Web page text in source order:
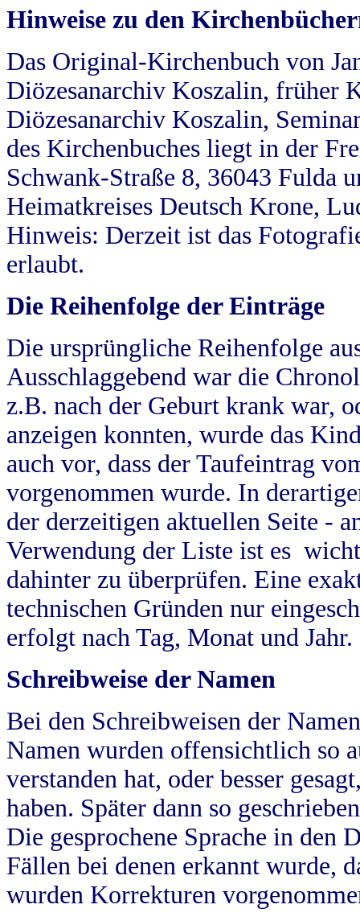
Hinweise zu den
Das Original-Kirchenbuch von
Diözesanarchiv Koszalin, früher
Diözesanarchiv Koszalin,
des Kirchenbuches liegt in der
Schwank-Straße 8, 36043 Fulda
Heimatkreises Deutsch Krone,
Hinweis: Derzeit ist das
erlaubt.
Die Reihenfolge der Einträge
Die ursprüngliche Reihenfolge
Ausschlaggebend war die
z.B. nach der Geburt krank war,
anzeigen konnten, wurde das
auch vor, dass der Taufeintrag
vorgenommen wurde. In
der derzeitigen aktuellen Seite -
Verwendung der Liste ist es
dahinter zu überprüfen. Eine
technischen Gründen nur
erfolgt nach Tag, Monat und Jahr.
Schreibweise der Namen
Bei den Schreibweisen der
Namen wurden offensichtlich so
verstanden hat, oder besser
haben. Später dann so
Die gesprochene Sprache in
Fällen bei denen erkannt wurde,
wurden Korrekturen